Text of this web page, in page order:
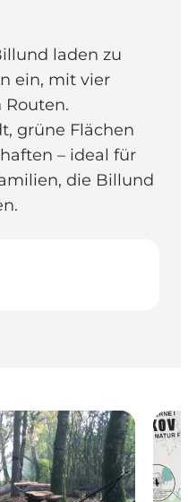
laden zu
ein, mit vier
grüne Flächen
– ideal für
die Billund